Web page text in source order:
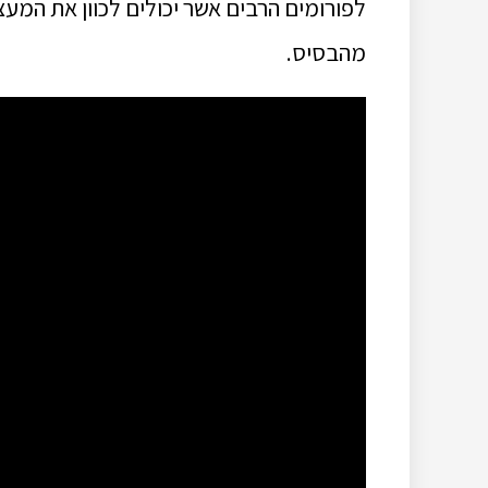
לפורומים הרבים אשר יכולים לכוון את
מהבסיס.